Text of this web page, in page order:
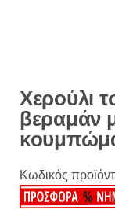
Χερούλι
βεραμάν
Κωδικός